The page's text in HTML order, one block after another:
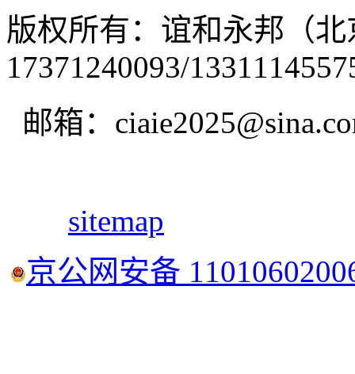
版权所有：谊和永邦（
17371240093/
邮箱：
sitemap
京公网安备